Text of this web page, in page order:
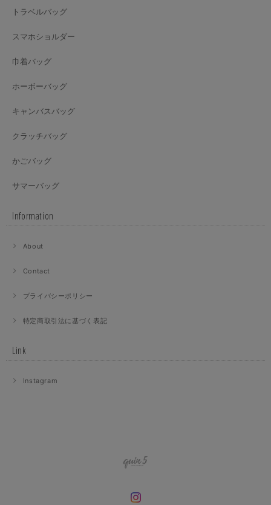
トラベルバッグ
スマホショルダー
巾着バッグ
ホーボーバッグ
キャンバスバッグ
クラッチバッグ
かごバッグ
サマーバッグ
Information
About
Contact
プライバシーポリシー
特定商取引法に基づく表記
Link
Instagram